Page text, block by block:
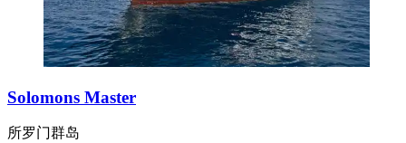
Solomons Master
所罗门群岛